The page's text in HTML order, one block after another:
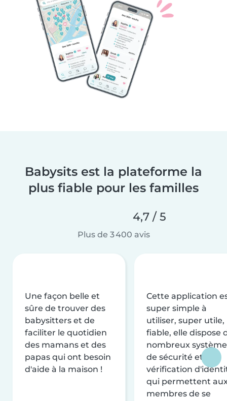
Babysits est la plateforme la
plus fiable pour les familles
4,7 / 5
Plus de 3 400 avis
Une façon belle et
sûre de trouver des
babysitters et de
faciliter le quotidien
des mamans et des
papas qui ont besoin
d'aide à la maison !
Cette application
super simple à
utiliser, super utile,
fiable, elle dispose
nombreux
de sécurité et de
vérification
qui permettent
membres de se